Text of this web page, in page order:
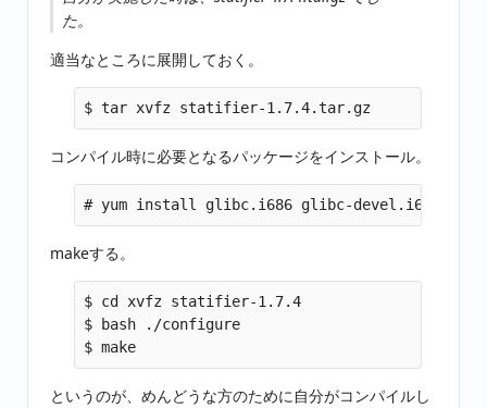
た。
適当なところに展開しておく。
コンパイル時に必要となるパッケージをインストール。
makeする。
$ cd xvfz statifier-1.7.4
$ bash ./configure
というのが、めんどうな方のために自分がコンパイルし